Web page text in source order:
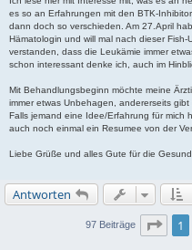
es so an Erfahrungen mit den BTK-
dann doch so verschieden. Am 27.April
Hämatologin und will mal nach dieser
verstanden, dass die Leukämie immer
schon interessant denke ich, auch im
Mit Behandlungsbeginn möchte meine
immer etwas Unbehagen, andererseits
Falls jemand eine Idee/Erfahrung für mich
auch noch einmal ein Resumee von der
Liebe Grüße und alles Gute für die
Antworten
97 Beiträge Seite
1